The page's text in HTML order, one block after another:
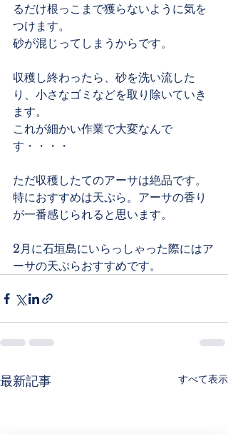
るだけ根っこまで獲らないように気を
つけます。
砂が混じってしまうからです。
収穫し終わったら、砂を洗い流した
り、小さなゴミなどを取り除いていき
ます。
これが細かい作業で大変なんで
す・・・・
ただ収穫したてのアーサは絶品です。
特におすすめは天ぷら。アーサの香り
が一番感じられると思います。
2月に石垣島にいらっしゃった際にはア
ーサの天ぷらおすすめです。
最新記事 すべて表示